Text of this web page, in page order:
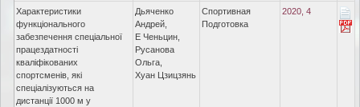
Характеристики
функціонального
забезпечення спеціальної
працездатності
кваліфікованих
спортсменів, які
спеціалізуються на
дистанції 1000 м у
Дьяченко
Андрей,
Е Ченьцин,
Русанова
Ольга,
Хуан Цзицзянь
Спортивная
Подготовка
2020, 4